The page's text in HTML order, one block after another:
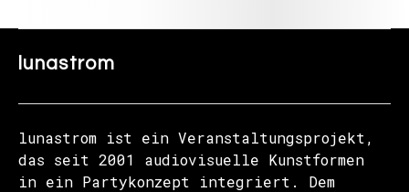
lunastrom
lunastrom ist ein Veranstaltungsprojekt,
das seit 2001 audiovisuelle Kunstformen
in ein Partykonzept integriert. Dem